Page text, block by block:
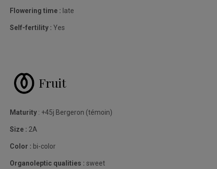
Flowering time : late
Self-fertility : Yes
Fruit
Maturity : +45j Bergeron (témoin)
Size : 2A
Color : bi-color
Organoleptic qualities : sweet